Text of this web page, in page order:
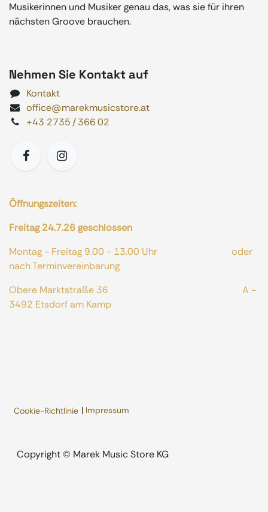
Musikerinnen und Musiker genau das, was sie für ihren
nächsten Groove brauchen.
Nehmen Sie Kontakt auf
Kontakt
office@marekmusicstore.at
+43 2735 / 366 02
Öffnungszeiten:
Freitag 24.7.26 geschlossen
Montag - Freitag 9.00 - 13.00 Uhr oder
nach Terminvereinbarung
Obere Marktstraße 36 A -
3492 Etsdorf am Kamp
Cookie-Richtlinie | Impressum
​Copyright © Marek Music Store KG